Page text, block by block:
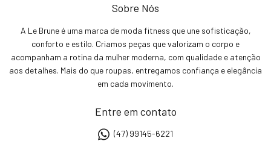
Sobre Nós
A Le Brune é uma marca de moda fitness que une sofisticação,
conforto e estilo. Criamos peças que valorizam o corpo e
acompanham a rotina da mulher moderna, com qualidade e atenção
aos detalhes. Mais do que roupas, entregamos confiança e elegância
em cada movimento.
Entre em contato
(47) 99145-6221